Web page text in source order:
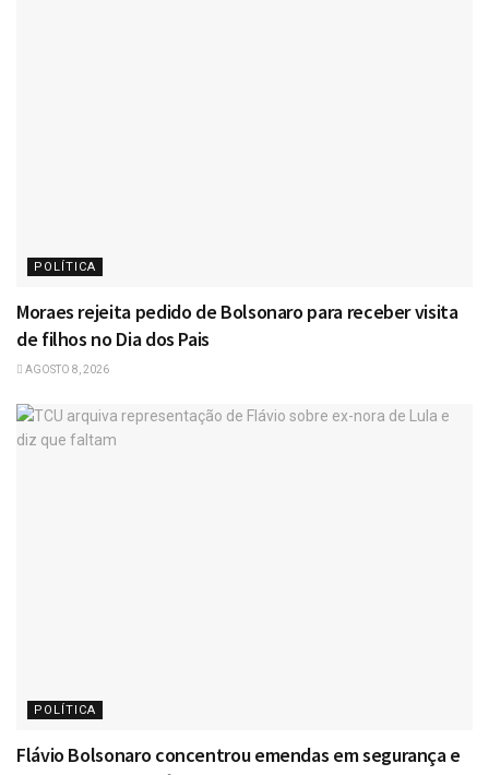
POLÍTICA
Moraes rejeita pedido de Bolsonaro para receber visita
de filhos no Dia dos Pais
AGOSTO 8, 2026
POLÍTICA
Flávio Bolsonaro concentrou emendas em segurança e